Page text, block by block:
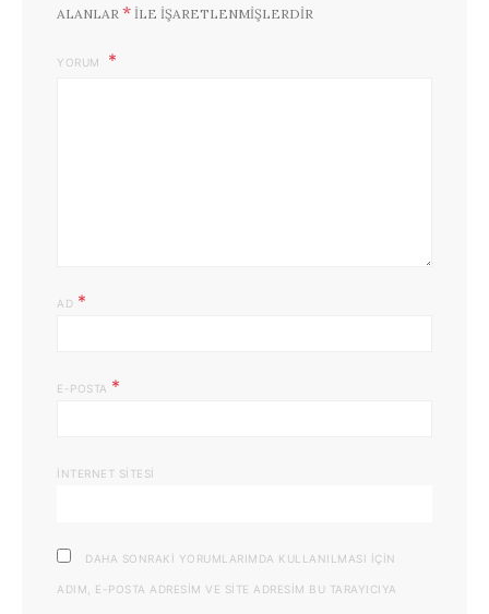
ALANLAR * ILE IŞARETLENMIŞLERDIR
YORUM
AD *
E-POSTA *
İNTERNET SITESI
DAHA SONRAKI YORUMLARIMDA KULLANILMASI IÇIN
ADIM, E-POSTA ADRESIM VE SITE ADRESIM BU TARAYICIYA